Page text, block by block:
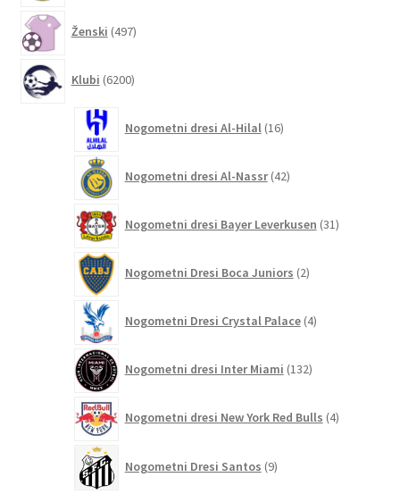
Ženski 497izdelkov
Klubi 6200izdelkov
Nogometni dresi Al-Hilal 16izdelkov
Nogometni dresi Al-Nassr 42izdelkov
Nogometni dresi Bayer Leverkusen 31izdelkov
Nogometni Dresi Boca Juniors 2izdelka
Nogometni Dresi Crystal Palace 4izdelki
Nogometni dresi Inter Miami 132izdelkov
Nogometni dresi New York Red Bulls 4izdelki
Nogometni Dresi Santos 9izdelkov